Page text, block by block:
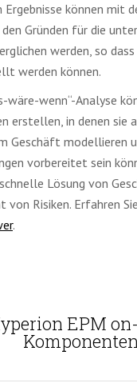
können mit
den Gründen für die
werden, so
werden können.
wäre-wenn“-Analyse
erstellen, in denen sie
Geschäft modellieren
vorbereitet sein
Lösung von
von Risiken. Erfahren
.
EPM
Komponenten